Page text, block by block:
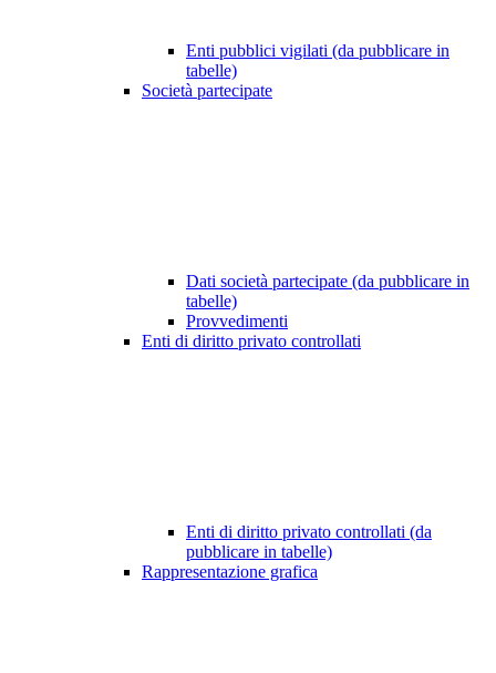
Enti pubblici vigilati (da pubblicare in
tabelle)
Società partecipate
Dati società partecipate (da pubblicare in
tabelle)
Provvedimenti
Enti di diritto privato controllati
Enti di diritto privato controllati (da
pubblicare in tabelle)
Rappresentazione grafica